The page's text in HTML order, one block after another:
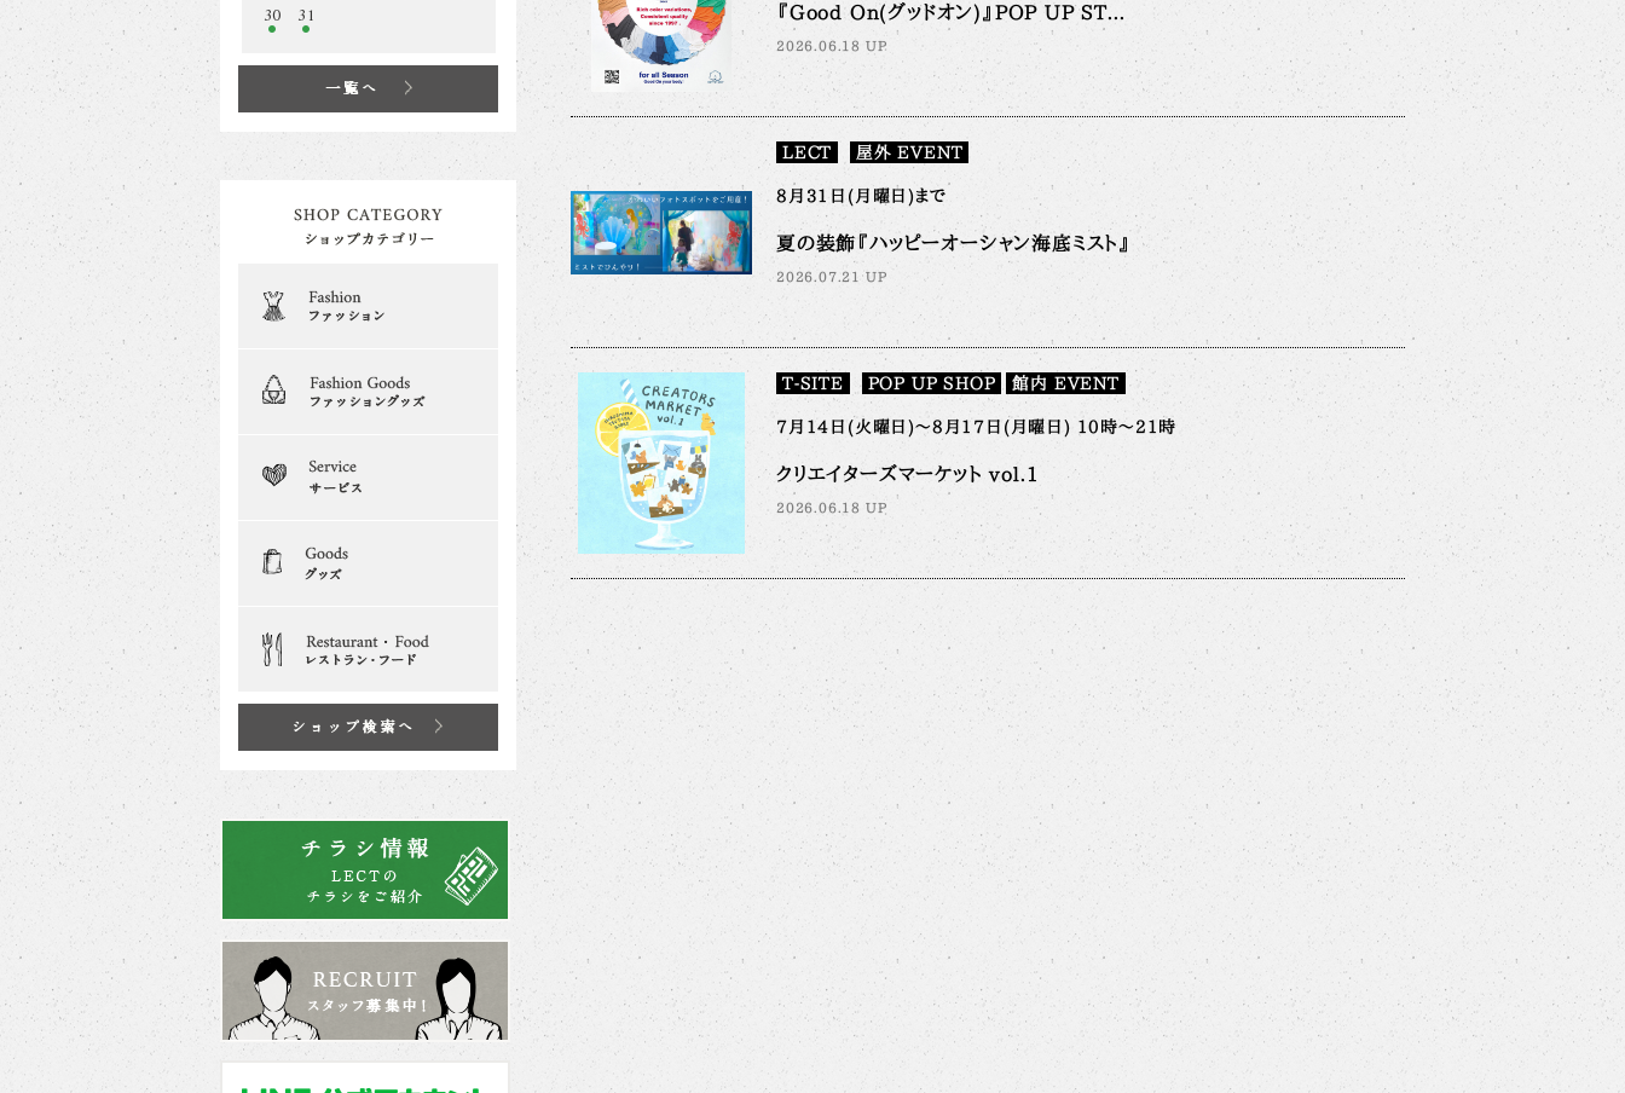
『Good On(グッドオン)』POP UP ST...
2026.06.18 UP
LECT 屋外 EVENT
8月31日(月曜日)まで
夏の装飾『ハッピーオーシャン海底ミスト』
2026.07.21 UP
T-SITE POP UP SHOP 館内 EVENT
7月14日(火曜日)～8月17日(月曜日) 10時～21時
クリエイターズマーケット vol.1
2026.06.18 UP
30 31